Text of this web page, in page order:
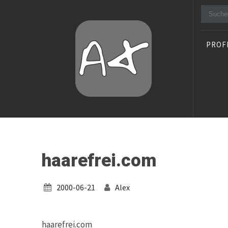
nach:
haarefrei.com
2000-06-21 Alex
haarefrei.com